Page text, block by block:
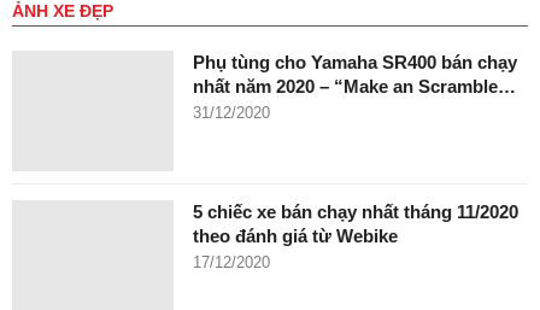
ẢNH XE ĐẸP
Phụ tùng cho Yamaha SR400 bán chạy
nhất năm 2020 – “Make an Scramble…
31/12/2020
5 chiếc xe bán chạy nhất tháng 11/2020
theo đánh giá từ Webike
17/12/2020